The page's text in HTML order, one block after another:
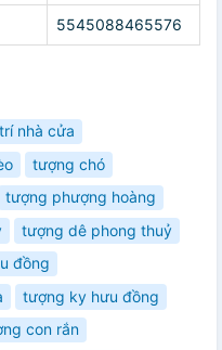
5545088465576
nhà cửa
tượng chó
tượng phượng hoàng
tượng dê phong thuỷ
đồng
tượng ky hưu đồng
con rắn